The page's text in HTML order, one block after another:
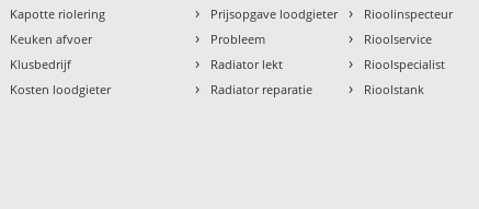
Kapotte riolering
Keuken afvoer
Klusbedrijf
Kosten loodgieter
› Prijsopgave loodgieter
› Probleem
› Radiator lekt
› Radiator reparatie
› Rioolinspecteur
› Rioolservice
› Rioolspecialist
› Rioolstank